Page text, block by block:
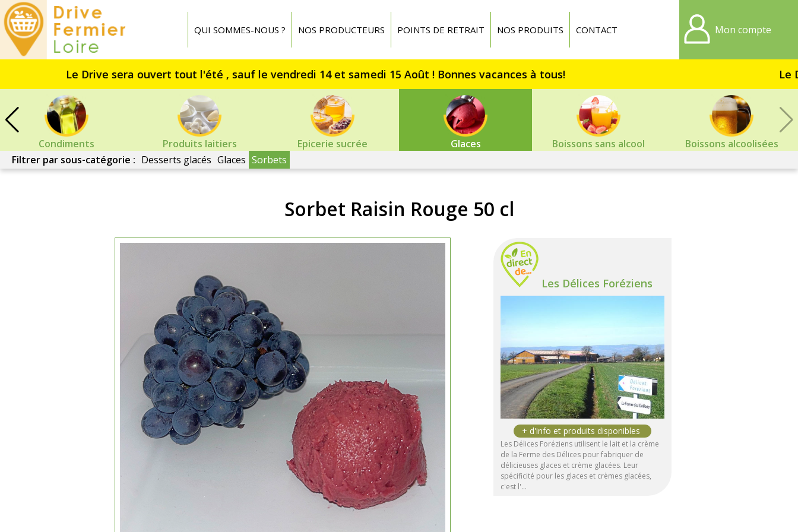
QUI SOMMES-NOUS ? NOS PRODUCTEURS POINTS DE RETRAIT NOS PRODUITS CONTACT Mon compte
Le
Condiments Produits laitiers Epicerie sucrée Glaces Boissons sans alcool
Boissons alcoolisées
Filtrer par sous-catégorie : Desserts glacés Glaces Sorbets
Sorbet Raisin Rouge 50 cl
Les Délices Foréziens
Les Délices Foréziens utilisent le lait et la crème
de la Ferme des Délices pour fabriquer de
délicieuses glaces et crème glacées. Leur
spécificité pour les glaces et crèmes glacées,
c'est l'…